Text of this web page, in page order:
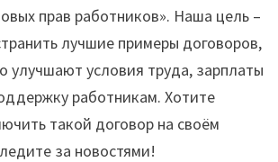
прав работников». Наша цель –
лучшие примеры договоров,
улучшают условия труда, зарплаты
работникам. Хотите
такой договор на своём
за новостями!